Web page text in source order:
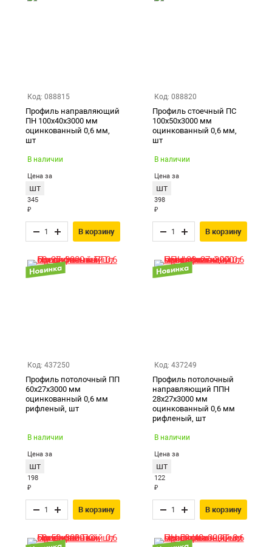
Код: 088815
Профиль направляющий
ПН 100х40х3000 мм
оцинкованный 0,6 мм,
шт
В наличии
Цена за
шт
345
₽
В корзину
Код: 088820
Профиль стоечный ПС
100х50х3000 мм
оцинкованный 0,6 мм,
шт
В наличии
Цена за
шт
398
₽
В корзину
Код: 437250
Профиль потолочный ПП
60х27х3000 мм
оцинкованный 0,6 мм
рифленый, шт
В наличии
Цена за
шт
198
₽
В корзину
Код: 437249
Профиль потолочный
направляющий ППН
28х27х3000 мм
оцинкованный 0,6 мм
рифленый, шт
В наличии
Цена за
шт
122
₽
В корзину